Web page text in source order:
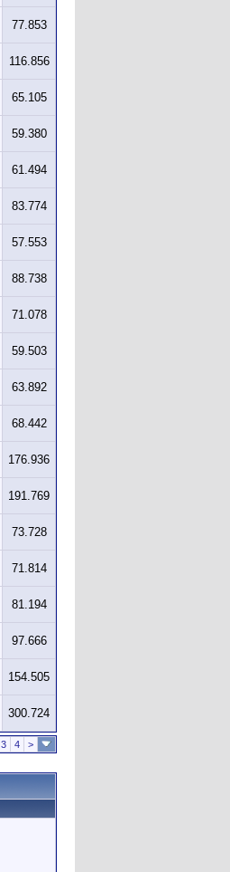
77.853
116.856
65.105
59.380
61.494
83.774
57.553
88.738
71.078
59.503
63.892
68.442
176.936
191.769
73.728
71.814
81.194
97.666
154.505
300.724
3 4 >